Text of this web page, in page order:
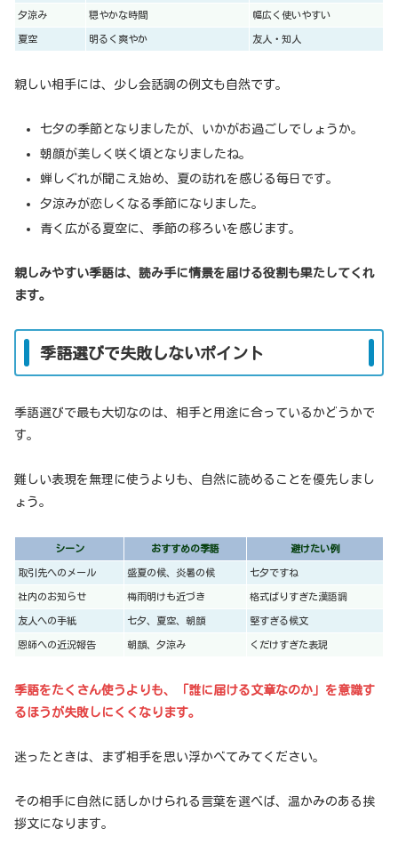
夕涼み 穏やかな時間 幅広く使いやすい
夏空 明るく爽やか 友人・知人
親しい相手には、少し会話調の例文も自然です。
七夕の季節となりましたが、いかがお過ごしでしょうか。
朝顔が美しく咲く頃となりましたね。
蝉しぐれが聞こえ始め、夏の訪れを感じる毎日です。
夕涼みが恋しくなる季節になりました。
青く広がる夏空に、季節の移ろいを感じます。
親しみやすい季語は、読み手に情景を届ける役割も果たしてくれ
ます。
季語選びで失敗しないポイント
季語選びで最も大切なのは、相手と用途に合っているかどうかで
す。
難しい表現を無理に使うよりも、自然に読めることを優先しまし
ょう。
シーン おすすめの季語 避けたい例
取引先へのメール 盛夏の候、炎暑の候 七夕ですね
社内のお知らせ 梅雨明けも近づき 格式ばりすぎた漢語調
友人への手紙 七夕、夏空、朝顔 堅すぎる候文
恩師への近況報告 朝顔、夕涼み くだけすぎた表現
季語をたくさん使うよりも、「誰に届ける文章なのか」を意識す
るほうが失敗しにくくなります。
迷ったときは、まず相手を思い浮かべてみてください。
その相手に自然に話しかけられる言葉を選べば、温かみのある挨
拶文になります。